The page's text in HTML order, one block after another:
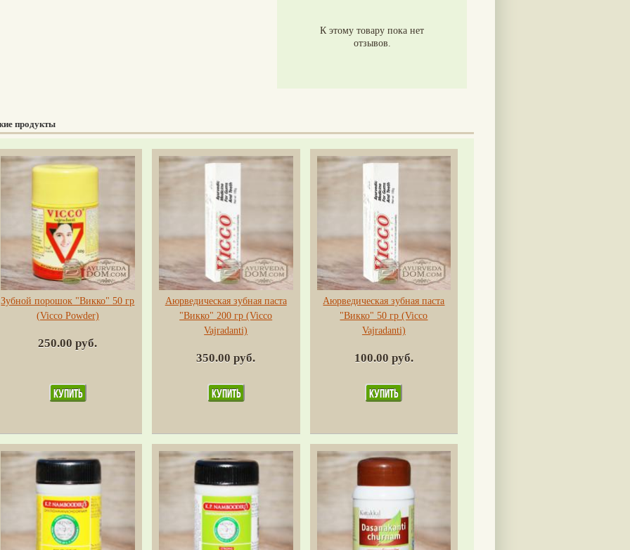
К этому товару пока нет
отзывов.
продукты
Зубной порошок "Викко" 50 гр
(Vicco Powder)
250.00 руб.
Аюрведическая зубная паста
"Викко" 200 гр (Vicco
Vajradanti)
350.00 руб.
Аюрведическая зубная паста
"Викко" 50 гр (Vicco
Vajradanti)
100.00 руб.